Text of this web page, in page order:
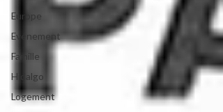
Europe
Evénement
Famille
Hidalgo
Logement